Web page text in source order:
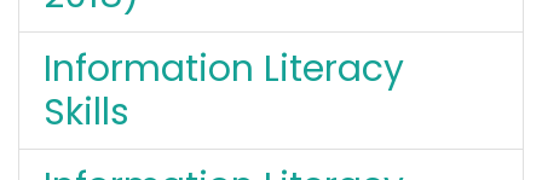
Information Literacy
Skills